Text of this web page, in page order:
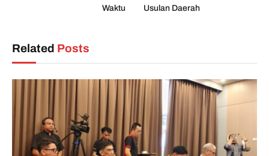
Waktu
Usulan Daerah
Related Posts